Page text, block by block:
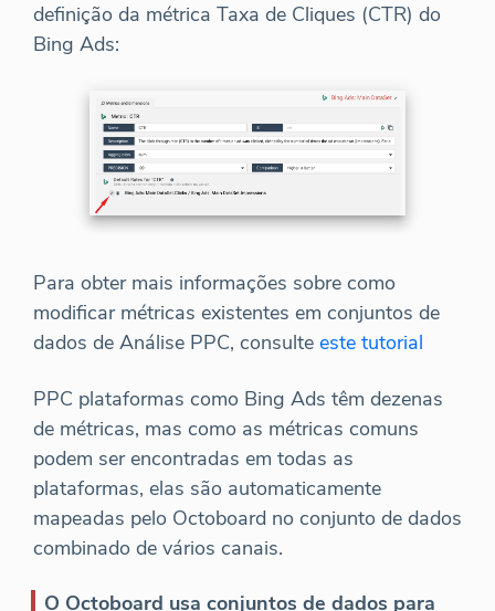
definição da métrica Taxa de Cliques (CTR) do
Bing Ads:
Para obter mais informações sobre como
modificar métricas existentes em conjuntos de
dados de Análise PPC, consulte este tutorial
PPC plataformas como Bing Ads têm dezenas
de métricas, mas como as métricas comuns
podem ser encontradas em todas as
plataformas, elas são automaticamente
mapeadas pelo Octoboard no conjunto de dados
combinado de vários canais.
O Octoboard usa conjuntos de dados para